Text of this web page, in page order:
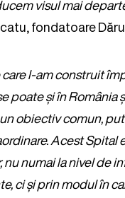
visul mai
fondatoare
care l-am construit
poate și în România
obiectiv comun,
Acest Spital
nu numai la nivel de
ci și prin modul în